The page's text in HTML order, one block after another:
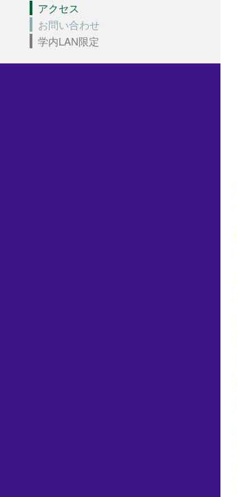
アクセス
お問い合わせ
学内LAN限定